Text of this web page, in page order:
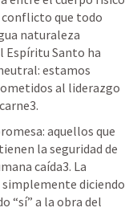
que todo
naturaleza
Espíritu Santo ha
estamos
al liderazgo
aquellos que
la seguridad de
caída3. La
simplemente diciendo
“sí” a la obra del